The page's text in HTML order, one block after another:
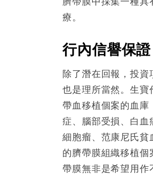
療。
行內信譽保
除了潛在回報，投
也是理所當然。生寶
帶血移植個案的血
症、腦部受損、白血
細胞瘤、范康尼氏貧
的臍帶膜組織移植
帶膜無非是希望用作